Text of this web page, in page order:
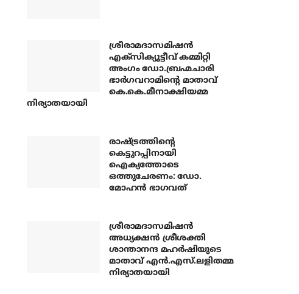
ശ്രീരാമദാസമിഷന്‍
എക്‌സിക്യൂട്ടീവ് കമ്മിറ്റി
അംഗം ഡോ.ബ്രഹ്മചാരി
ഭാര്‍ഗവറാമിന്റെ മാതാവ്
കെ.കെ.മീനാക്ഷിയമ്മ
നിര്യാതയായി
രാഷ്ട്രത്തിന്റെ
കെട്ടുറപ്പിനായി
ഐക്യത്തോടെ
ഒത്തുചേരണം: ഡോ.
മോഹന്‍ ഭാഗവത്
ശ്രീരാമദാസമിഷന്‍
അധ്യക്ഷന്‍ ശ്രീശക്തി
ശാന്താനന്ദ മഹര്‍ഷിയുടെ
മാതാവ് എന്‍.എസ്.ലളിതമ്മ
നിര്യാതയായി